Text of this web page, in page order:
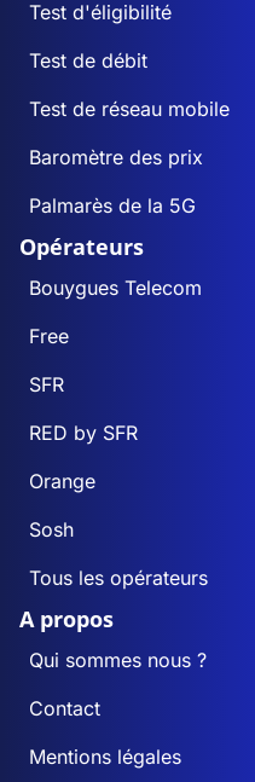
Test d'éligibilité
Test de débit
Test de réseau mobile
Baromètre des prix
Palmarès de la 5G
Opérateurs
Bouygues Telecom
Free
SFR
RED by SFR
Orange
Sosh
Tous les opérateurs
A propos
Qui sommes nous ?
Contact
Mentions légales